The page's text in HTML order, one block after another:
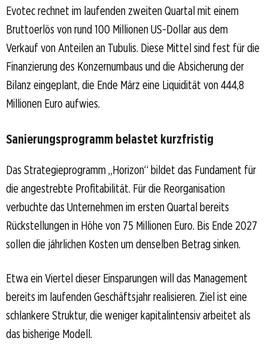
Evotec rechnet im laufenden zweiten Quartal mit einem
Bruttoerlös von rund 100 Millionen US-Dollar aus dem
Verkauf von Anteilen an Tubulis. Diese Mittel sind fest für die
Finanzierung des Konzernumbaus und die Absicherung der
Bilanz eingeplant, die Ende März eine Liquidität von 444,8
Millionen Euro aufwies.
Sanierungsprogramm belastet kurzfristig
Das Strategieprogramm „Horizon“ bildet das Fundament für
die angestrebte Profitabilität. Für die Reorganisation
verbuchte das Unternehmen im ersten Quartal bereits
Rückstellungen in Höhe von 75 Millionen Euro. Bis Ende 2027
sollen die jährlichen Kosten um denselben Betrag sinken.
Etwa ein Viertel dieser Einsparungen will das Management
bereits im laufenden Geschäftsjahr realisieren. Ziel ist eine
schlankere Struktur, die weniger kapitalintensiv arbeitet als
das bisherige Modell.